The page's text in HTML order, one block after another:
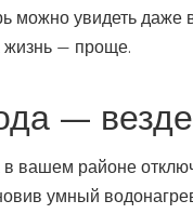
можно увидеть даже
жизнь — проще.
—
в вашем районе
умный